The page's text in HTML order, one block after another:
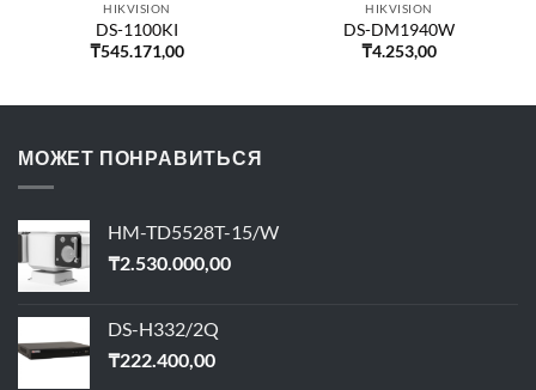
HIKVISION
DS-1100KI
₸545.171,00
HIKVISION
DS-DM1940W
₸4.253,00
МОЖЕТ ПОНРАВИТЬСЯ
HM-TD5528T-15/W
₸2.530.000,00
DS-H332/2Q
₸222.400,00